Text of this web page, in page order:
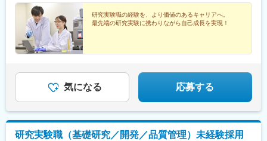
の区分★東北エリア…青森、岩手、宮城、秋田、山形、福島北関
東エリア…茨木、栃木、群馬、埼玉、東京南関東エリア…東京、
神奈川、千葉甲信越エリア…山梨、長野、新潟、東京東海エリ
ア…静岡、愛知、岐阜、三重北陸エリア…富山、石川、福井関西
エリア…滋賀、京都、大阪、兵庫、奈良、和歌山中四国エリア…
合、家賃補助が支給されます
町駅、あすなろう四日市駅、彦根駅、草津駅(滋賀県)、烏丸駅、茨
木駅、千里中央駅(大阪モノレール)、大阪駅、三田駅(兵庫県)、三
宮・花時計前駅、西神中央駅、明石駅、加古川駅、岡山駅前駅、
倉敷駅、福山駅、八丁堀駅(広島県)、徳山駅、徳島駅、新居浜駅、
小倉駅(福岡県)、天神駅、大分駅、熊本城・市役所前駅、宮崎駅、
葉駅、東大前駅、立川駅、京急川崎駅、日吉町駅、新浜松駅、新
豊田駅、近鉄名古屋駅、電気ビル前駅、足羽山公園口駅、近鉄四
日市駅、四条駅(京都市営)、千里中央駅(北大阪急行)、西梅田駅、
旧居留地・大丸前駅、山陽明石駅、田町駅(岡山県)、胡町駅、眉山
ロープウェイ山麓駅、平和通駅、西鉄福岡駅、花畑町駅、高見橋
町駅、新静岡駅、浜松駅、名鉄名古屋駅、電鉄富山駅・エスタ前
研究実験職の経験を、より価値のあるキャリアへ。
最先端の研究実験に携わりながら自己成長を実現！
気になる 応募する
研究実験職（基礎研究／開発／品質管理）未経験採用